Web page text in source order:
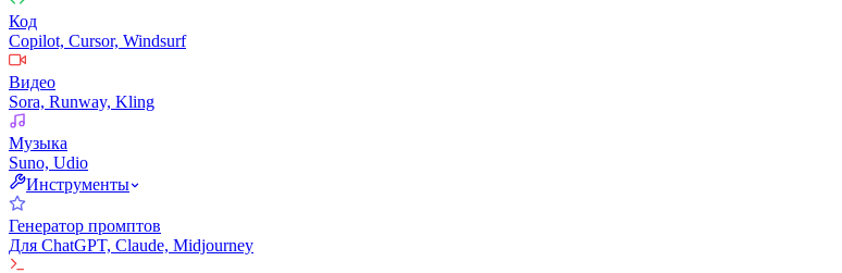
Код
Copilot, Cursor, Windsurf
Видео
Sora, Runway, Kling
Музыка
Suno, Udio
Инструменты
Генератор промптов
Для ChatGPT, Claude, Midjourney